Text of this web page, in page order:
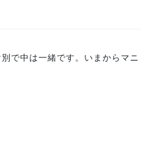
で中は一緒です。いまからマニ